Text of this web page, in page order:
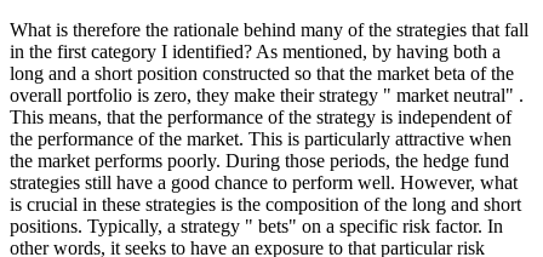
What is therefore the rationale behind many of the strategies that fall
in the first category I identified? As mentioned, by having both a
long and a short position constructed so that the market beta of the
overall portfolio is zero, they make their strategy " market neutral" .
This means, that the performance of the strategy is independent of
the performance of the market. This is particularly attractive when
the market performs poorly. During those periods, the hedge fund
strategies still have a good chance to perform well. However, what
is crucial in these strategies is the composition of the long and short
positions. Typically, a strategy " bets" on a specific risk factor. In
other words, it seeks to have an exposure to that particular risk